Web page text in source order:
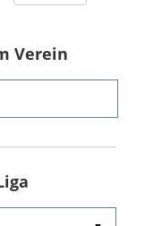
Verein